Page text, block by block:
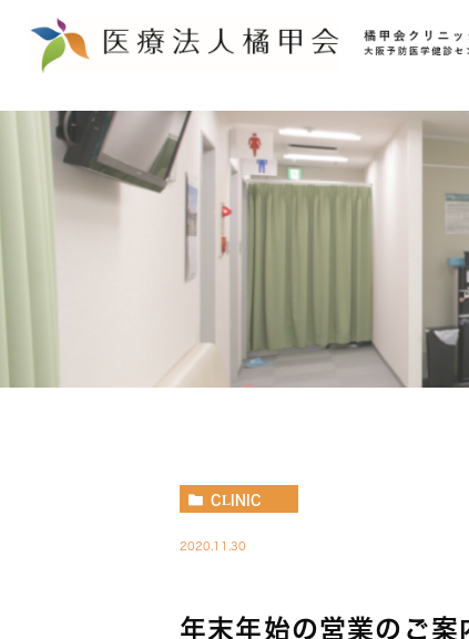
CLINIC
2020.11.30
年末年始の営業のご案